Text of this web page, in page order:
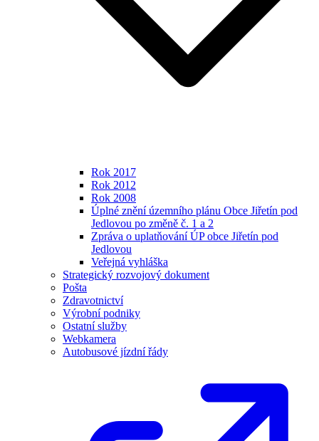
Rok 2017
Rok 2012
Rok 2008
Úplné znění územního plánu Obce Jiřetín pod
Jedlovou po změně č. 1 a 2
Zpráva o uplatňování ÚP obce Jiřetín pod
Jedlovou
Veřejná vyhláška
Strategický rozvojový dokument
Pošta
Zdravotnictví
Výrobní podniky
Ostatní služby
Webkamera
Autobusové jízdní řády